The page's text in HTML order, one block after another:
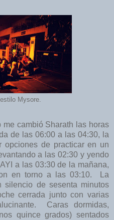
Mysore.
me cambió Sharath las horas
de las 06:00 a las 04:30, la
de practicar en un
a las 02:30 y yendo
a las 03:30 de la mañana,
en torno a las 03:10. La
silencio de sesenta minutos
cerrada junto con varias
Caras dormidas,
quince grados) sentados